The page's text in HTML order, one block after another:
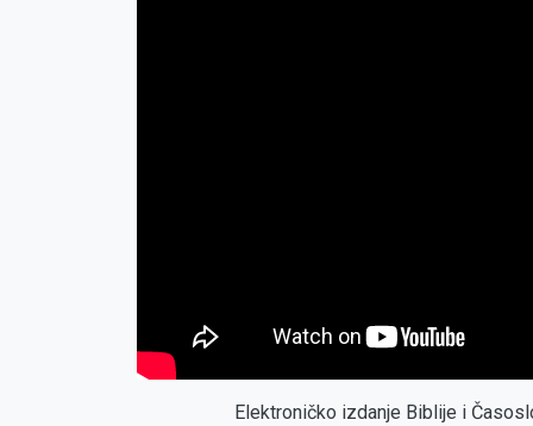
Elektroničko izdanje Biblije i